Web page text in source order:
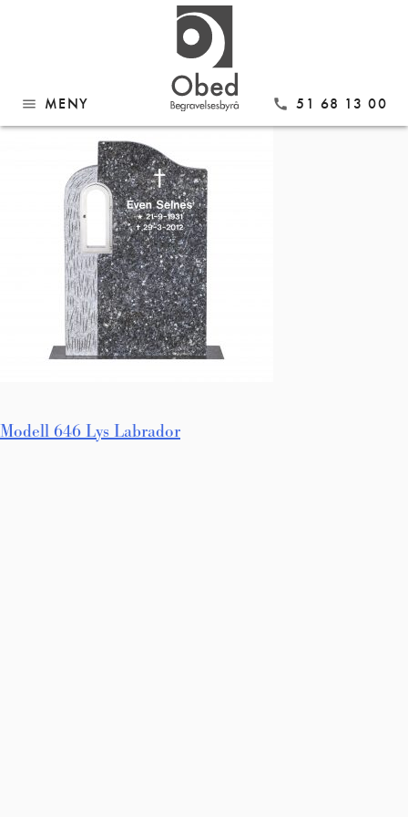
menu MENY call 51 68 13 00
Modell 646 Lys Labrador
Innleggsnavigasjon
Modell 646 Lys Labrador